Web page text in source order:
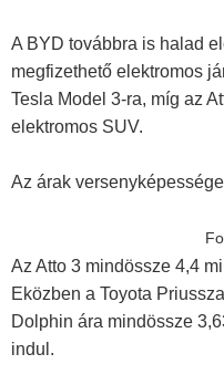
A BYD továbbra is halad
megfizethető elektromos
Tesla Model 3-ra, míg az
elektromos SUV.
Az árak versenyképessége
Az Atto 3 mindössze 4,4
Eközben a Toyota
Dolphin ára mindössze
indul.